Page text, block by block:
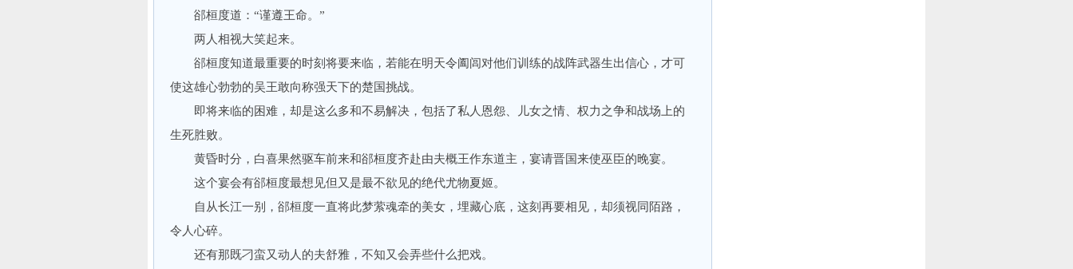
郤桓度道：“谨遵王命。”
两人相视大笑起来。
郤桓度知道最重要的时刻将要来临，若能在明天令阖闾对他们训练的战阵武器生出信心，才可
使这雄心勃勃的吴王敢向称强天下的楚国挑战。
即将来临的困难，却是这么多和不易解决，包括了私人恩怨、儿女之情、权力之争和战场上的
生死胜败。
黄昏时分，白喜果然驱车前来和郤桓度齐赴由夫概王作东道主，宴请晋国来使巫臣的晚宴。
这个宴会有郤桓度最想见但又是最不欲见的绝代尤物夏姬。
自从长江一别，郤桓度一直将此梦萦魂牵的美女，埋藏心底，这刻再要相见，却须视同陌路，
令人心碎。
还有那既刁蛮又动人的夫舒雅，不知又会弄些什么把戏。